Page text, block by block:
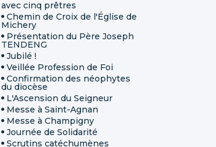
avec cinq prêtres
Chemin de Croix de l'Église de
Michery
Présentation du Père Joseph
TENDENG
Jubilé !
Veillée Profession de Foi
Confirmation des néophytes
du diocèse
L'Ascension du Seigneur
Messe à Saint-Agnan
Messe à Champigny
Journée de Solidarité
Scrutins catéchumènes